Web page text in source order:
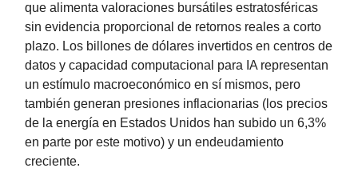
que alimenta valoraciones bursátiles estratosféricas
sin evidencia proporcional de retornos reales a corto
plazo. Los billones de dólares invertidos en centros de
datos y capacidad computacional para IA representan
un estímulo macroeconómico en sí mismos, pero
también generan presiones inflacionarias (los precios
de la energía en Estados Unidos han subido un 6,3%
en parte por este motivo) y un endeudamiento
creciente.